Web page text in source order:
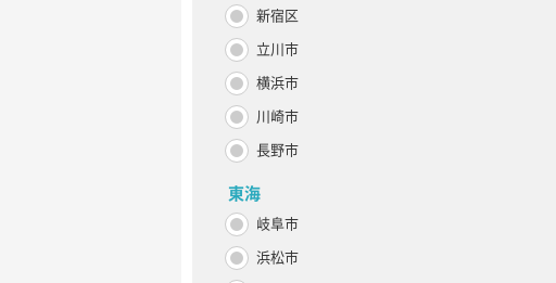
新宿区
立川市
横浜市
川崎市
長野市
東海
岐阜市
浜松市